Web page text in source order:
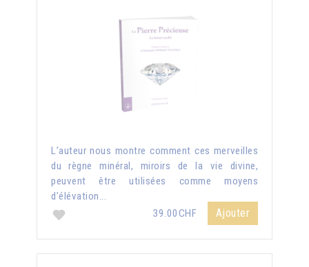
L’auteur nous montre comment ces merveilles
du règne minéral, miroirs de la vie divine,
peuvent être utilisées comme moyens
d’élévation...
39.00CHF
Ajouter